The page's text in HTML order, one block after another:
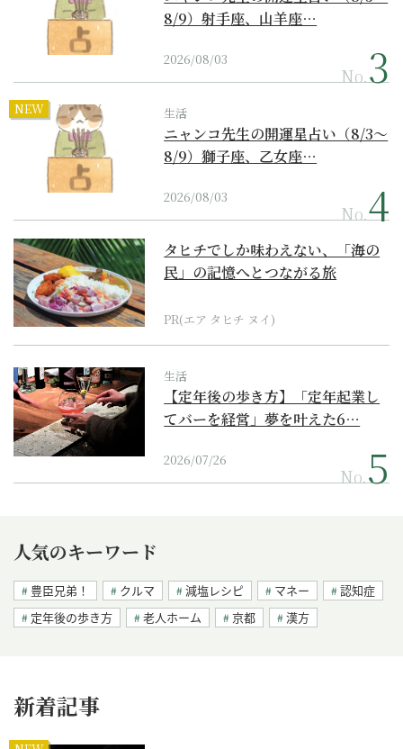
8/9）射手座、山羊座…
2026/08/03
No.
NEW 生活
ニャンコ先生の開運星占い（8/3～
8/9）獅子座、乙女座…
2026/08/03
No.
タヒチでしか味わえない、「海の
民」の記憶へとつながる旅
PR(エア タヒチ ヌイ)
生活
【定年後の歩き方】「定年起業し
てバーを経営」夢を叶えた6…
2026/07/26
No.
人気のキーワード
豊臣兄弟！ クルマ 減塩レシピ マネー
認知症
定年後の歩き方
老人ホーム 京都 漢方
新着記事